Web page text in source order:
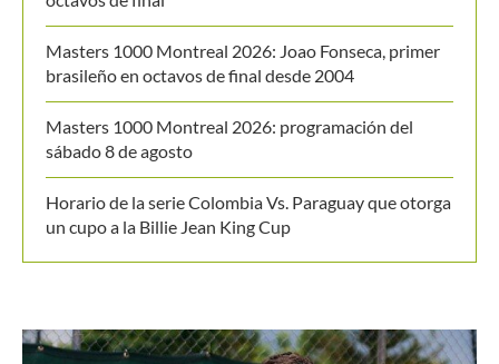
Masters 1000 Montreal 2026: Joao Fonseca, primer
brasileño en octavos de final desde 2004
Masters 1000 Montreal 2026: programación del
sábado 8 de agosto
Horario de la serie Colombia Vs. Paraguay que otorga
un cupo a la Billie Jean King Cup